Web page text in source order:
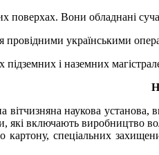
Вони обладнані
українськими
і наземних
наукова установа,
включають виробництво
спеціальних